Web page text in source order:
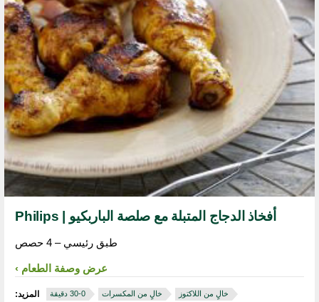
أفخاذ الدجاج المتبلة مع صلصة الباربكيو | Philips
طبق رئيسي – 4 حصص
عرض وصفة الطعام
المزيد: خالٍ من المكسرات
خالٍ من اللاكتوز